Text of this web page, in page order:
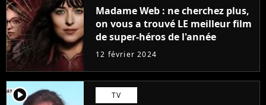
Madame Web : ne cherchez plus,
on vous a trouvé LE meilleur film
de super-héros de l'année
12 février 2024
player2 TV